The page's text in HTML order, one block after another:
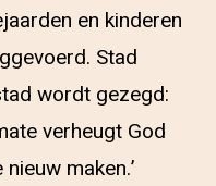
en kinderen
Stad
wordt gezegd:
verheugt God
maken.’